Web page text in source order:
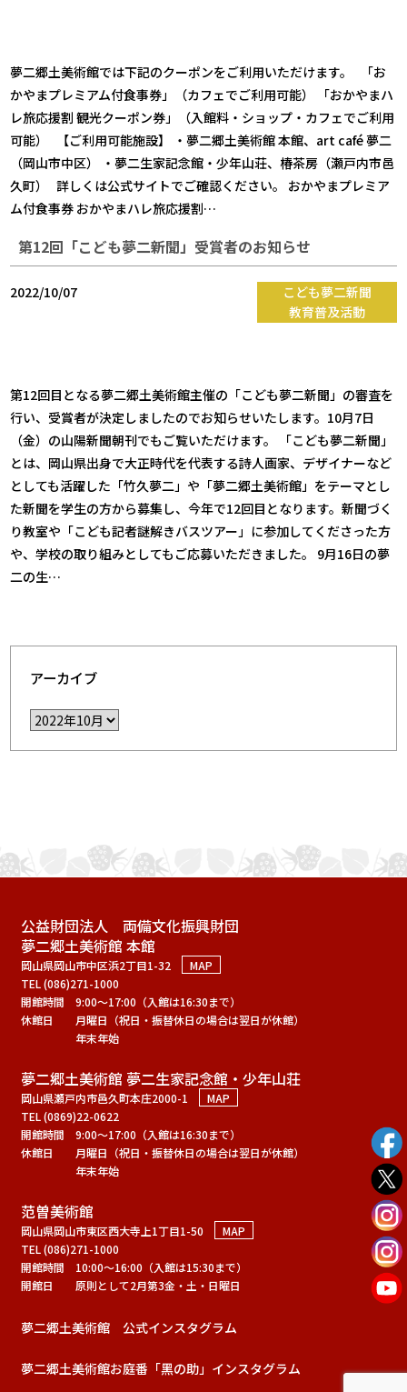
夢二郷土美術館では下記のクーポンをご利用いただけます。 「お
かやまプレミアム付食事券」（カフェでご利用可能） 「おかやまハ
レ旅応援割 観光クーポン券」（入館料・ショップ・カフェでご利用
可能） 【ご利用可能施設】 ・夢二郷土美術館 本館、art café 夢二
（岡山市中区） ・夢二生家記念館・少年山荘、椿茶房（瀬戸内市邑
久町） 詳しくは公式サイトでご確認ください。 おかやまプレミア
ム付食事券 おかやまハレ旅応援割…
第12回「こども夢二新聞」受賞者のお知らせ
2022/10/07
こども夢二新聞
教育普及活動
第12回目となる夢二郷土美術館主催の「こども夢二新聞」の審査を
行い、受賞者が決定しましたのでお知らせいたします。10月7日
（金）の山陽新聞朝刊でもご覧いただけます。 「こども夢二新聞」
とは、岡山県出身で大正時代を代表する詩人画家、デザイナーなど
としても活躍した「竹久夢二」や「夢二郷土美術館」をテーマとし
た新聞を学生の方から募集し、今年で12回目となります。新聞づく
り教室や「こども記者謎解きバスツアー」に参加してくださった方
や、学校の取り組みとしてもご応募いただきました。 9月16日の夢
二の生…
アーカイブ
公益財団法人 両備文化振興財団
夢二郷土美術館 本館
岡山県岡山市中区浜2丁目1-32
MAP
TEL (086)271-1000
開館時間
9:00～17:00（入館は16:30まで）
休館日
月曜日（祝日・振替休日の場合は翌日が休館）
年末年始
夢二郷土美術館 夢二生家記念館・少年山荘
岡山県瀬戸内市邑久町本庄2000-1
MAP
TEL (0869)22-0622
開館時間
9:00～17:00（入館は16:30まで）
休館日
月曜日（祝日・振替休日の場合は翌日が休館）
年末年始
范曽美術館
岡山県岡山市東区西大寺上1丁目1-50
MAP
TEL (086)271-1000
開館時間
10:00～16:00（入館は15:30まで）
開館日
原則として2月第3金・土・日曜日
夢二郷土美術館 公式インスタグラム
夢二郷土美術館お庭番「黑の助」インスタグラム